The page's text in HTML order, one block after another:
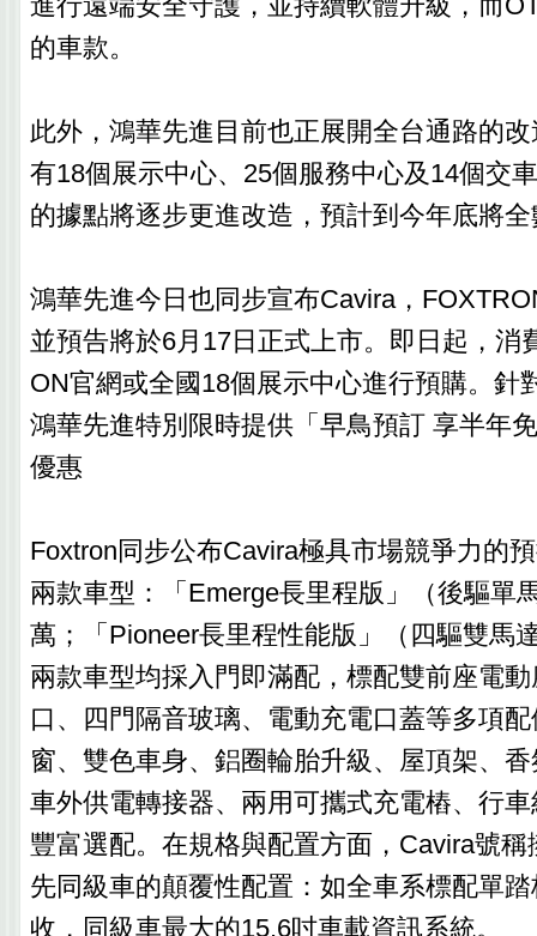
的車款。
此外，鴻華先進目前也正展開全台通路的
有18個展示中心、25個服務中心及14個交
的據點將逐步更進改造，預計到今年底將
鴻華先進今日也同步宣布Cavira，
並預告將於6月17日正式上市。即日起，消
ON官網或全國18個展示中心進行預購。針
鴻華先進特別限時提供「早鳥預訂 享半年
優惠
Foxtron同步公布Cavira極具市場競爭力的
兩款車型：「Emerge長里程版」（後驅單
萬；「Pioneer長里程性能版」（四驅雙馬
兩款車型均採入門即滿配，標配雙前座電
口、四門隔音玻璃、電動充電口蓋等多項
窗、雙色車身、鋁圈輪胎升級、屋頂架、
車外供電轉接器、兩用可攜式充電樁、行
豐富選配。在規格與配置方面，Cavira號
先同級車的顛覆性配置：如全車系標配單
收，同級車最大的15.6吋車載資訊系統。